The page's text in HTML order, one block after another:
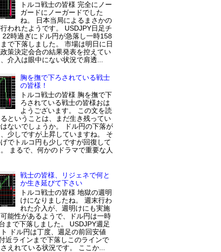
トルコ戦士の皆様 完全にノー
ガードにノーガードでした
ね。 日本当局によるまさかの
われたようです。 USDJPY日足チ
22時過ぎにドル円が急落し一時158
で下落しました。 市場は明日に日
策決定会合の結果発表を控えてい
介入は眼中にない状況で肩透...
胸を撫で下ろされている戦士
の皆様！
トルコ戦士の皆様 胸を撫で下
ろされている戦士の皆様おは
ようございます。 この文を読
ということは、まだ生き残ってい
ないでしょうか。 ドル円の下落が
少しですが上昇していますね。 そ
でトルコ円も少しですが回復して
まるで、何かのドラマで重要な人
戦士の皆様、リジェネで何と
か生き延びて下さい
トルコ戦士の皆様 地獄の週明
けになりましたね。 週末行わ
れた介入が、週明けにも実施
能性があるようで、ドル円は一時
まで下落しました。 USDJPY週足
ドル円は丁度、週足の前回安値
近ラインまで下落しこのラインで
えれている状況です。 ここか...